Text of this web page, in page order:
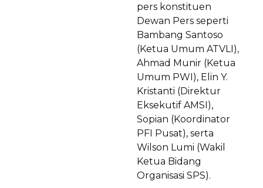
pers konstituen
Dewan Pers seperti
Bambang Santoso
(Ketua Umum ATVLI),
Ahmad Munir (Ketua
Umum PWI), Elin Y.
Kristanti (Direktur
Eksekutif AMSI),
Sopian (Koordinator
PFI Pusat), serta
Wilson Lumi (Wakil
Ketua Bidang
Organisasi SPS).